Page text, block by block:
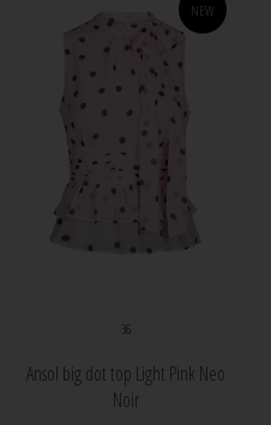
NEW
36
Ansol big dot top Light Pink Neo
Noir